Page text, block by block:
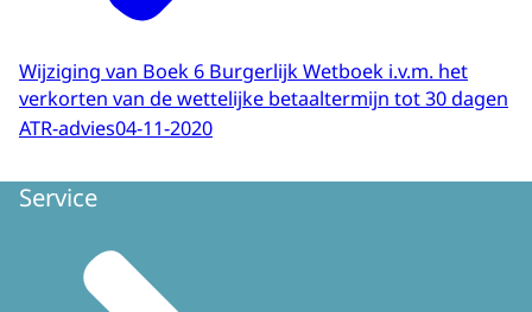
Wijziging van Boek 6 Burgerlijk Wetboek i.v.m. het
verkorten van de wettelijke betaaltermijn tot 30 dagen
ATR-advies04-11-2020
Service